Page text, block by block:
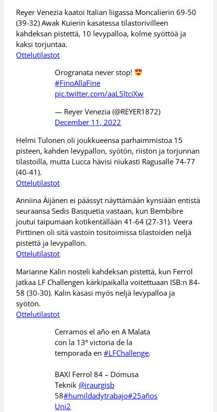
Reyer Venezia kaatoi Italian liigassa Moncalierin 69-50
(39-32) Awak Kuierin kasatessa tilastorivilleen
kahdeksan pistettä, 10 levypalloa, kolme syöttöä ja
kaksi torjuntaa.
Ottelutilastot
Orogranata never stop!
#FinoAllaFine
pic.twitter.com/aaL5ltciXw
— Reyer Venezia (@REYER1872)
December 11, 2022
Helmi Tulonen oli joukkueensa parhaimmistoa 15
pisteen, kahden levypallon, syötön, riiston ja torjunnan
tilastoilla, mutta Lucca hävisi niukasti Ragusalle 74-77
(40-41).
Ottelutilastot
Anniina Äijänen ei päässyt näyttämään kynsiään entistä
seuraansa Sedis Basquetia vastaan, kun Bembibre
joutui taipumaan kotikentällään 41-64 (27-31). Veera
Pirttinen oli sitä vastoin tositoimissa tilastoiden neljä
pistettä ja levypallon.
Ottelutilastot
Marianne Kalin nosteli kahdeksan pistettä, kun Ferrol
jatkaa LF Challengen kärkipaikalla voitettuaan ISB:n 84-
58 (30-30). Kalin kasasi myös neljä levypalloa ja
syötön.
Ottelutilastot
Cerramos el año en A Malata
con la 13ª victoria de la
temporada en#LFChallenge.
BAXI Ferrol 84 – Domusa
Teknik@iraurgisb
58#humildadytrabajo#25años
Uni2